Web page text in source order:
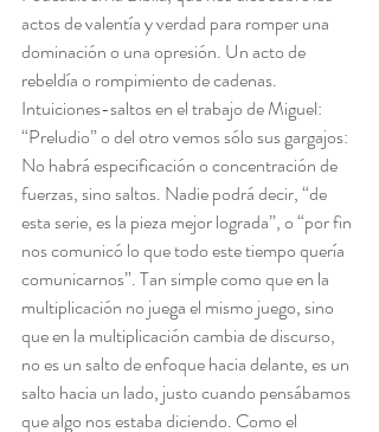
actos de valentía y verdad para romper una
dominación o una opresión. Un acto de
rebeldía o rompimiento de cadenas.
Intuiciones-saltos en el trabajo de Miguel:
“Preludio” o del otro vemos sólo sus gargajos:
No habrá especificación o concentración de
fuerzas, sino saltos. Nadie podrá decir, “de
esta serie, es la pieza mejor lograda”, o “por fin
nos comunicó lo que todo este tiempo quería
comunicarnos”. Tan simple como que en la
multiplicación no juega el mismo juego, sino
que en la multiplicación cambia de discurso,
no es un salto de enfoque hacia delante, es un
salto hacia un lado, justo cuando pensábamos
que algo nos estaba diciendo. Como el